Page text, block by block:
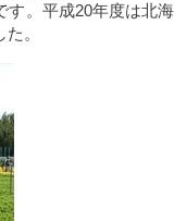
。平成20年度は北
。